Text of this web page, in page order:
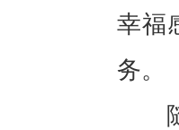
幸福
务。